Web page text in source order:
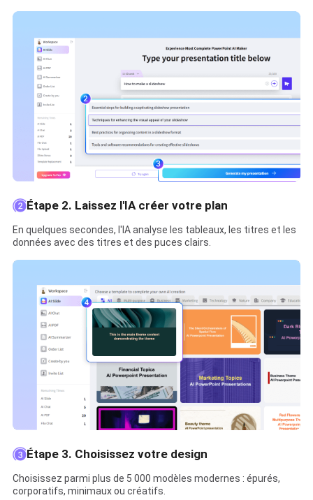
Étape 2. Laissez l'IA créer votre plan
En quelques secondes, l'IA analyse les tableaux, les titres et les
données avec des titres et des puces clairs.
Étape 3. Choisissez votre design
Choisissez parmi plus de 5 000 modèles modernes : épurés,
corporatifs, minimaux ou créatifs.